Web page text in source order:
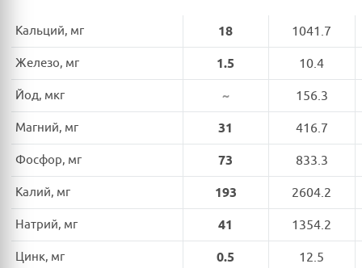
Кальций, мг 18 1041.7
Железо, мг 1.5 10.4
Йод, мкг ~ 156.3
Магний, мг 31 416.7
Фосфор, мг 73 833.3
Калий, мг 193 2604.2
Натрий, мг 41 1354.2
Цинк, мг 0.5 12.5